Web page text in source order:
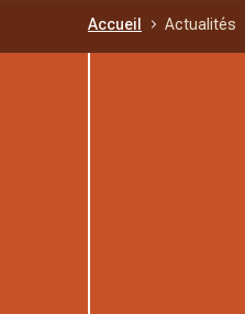
Aller au contenu principal
Accueil Actualités